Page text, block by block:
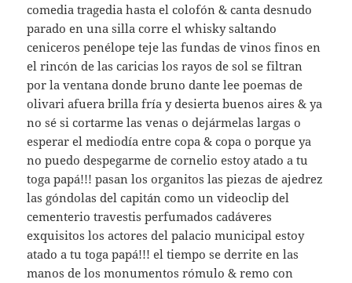
comedia tragedia hasta el colofón & canta desnudo
parado en una silla corre el whisky saltando
ceniceros penélope teje las fundas de vinos finos en
el rincón de las caricias los rayos de sol se filtran
por la ventana donde bruno dante lee poemas de
olivari afuera brilla fría y desierta buenos aires & ya
no sé si cortarme las venas o dejármelas largas o
esperar el mediodía entre copa & copa o porque ya
no puedo despegarme de cornelio estoy atado a tu
toga papá!!! pasan los organitos las piezas de ajedrez
las góndolas del capitán como un videoclip del
cementerio travestis perfumados cadáveres
exquisitos los actores del palacio municipal estoy
atado a tu toga papá!!! el tiempo se derrite en las
manos de los monumentos rómulo & remo con